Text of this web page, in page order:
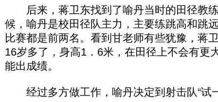
后来，蒋卫东找到了喻丹当时的田径教
候，喻丹是校田径队主力，主要练跳高和跳
比赛都是前两名。看到甘老师有些犹豫，蒋
16岁多了，身高1．6米，在田径上不会有更
能出成绩。
经过多方做工作，喻丹决定到射击队“试